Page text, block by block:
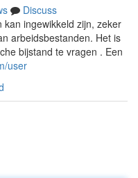
Discuss
ingewikkeld zijn, zeker
arbeidsbestanden. Het is
bijstand te vragen . Een
user